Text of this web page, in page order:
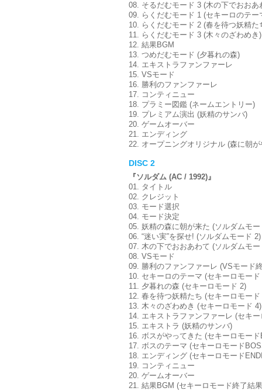
08. そるだむモード 3 (木の下でおおあ
09. らくだむモード 1 (セキーロのテー
10. らくだむモード 2 (春を待つ妖精た
11. らくだむモード 3 (木々のざわめき)
12. 結果BGM
13. つめだむモード (夕暮れの森)
14. エキストラファンファーレ
15. VSモード
16. 勝利のファンファーレ
17. コンティニュー
18. プラミー図鑑 (ネームエントリー)
19. プレミアム演出 (妖精のサンバ)
20. ゲームオーバー
21. エンディング
22. オープニングオリジナル (森に朝
DISC 2
『ソルダム (AC / 1992)』
01. タイトル
02. クレジット
03. モード選択
04. モード決定
05. 妖精の森に朝が来た (ソルダムモー
06. “迷い実”を探せ! (ソルダムモード 2)
07. 木の下でおおあわて (ソルダムモー
08. VSモード
09. 勝利のファンファーレ (VSモード
10. セキーロのテーマ (セキーロモード
11. 夕暮れの森 (セキーロモード 2)
12. 春を待つ妖精たち (セキーロモード
13. 木々のざわめき (セキーロモード 4)
14. エキストラファンファーレ (セキ
15. エキストラ (妖精のサンバ)
16. ボスがやってきた (セキーロモー
17. ボスのテーマ (セキーロモード
18. エンディング (セキーロモード
19. コンティニュー
20. ゲームオーバー
21. 結果BGM (セキーロモード終了結